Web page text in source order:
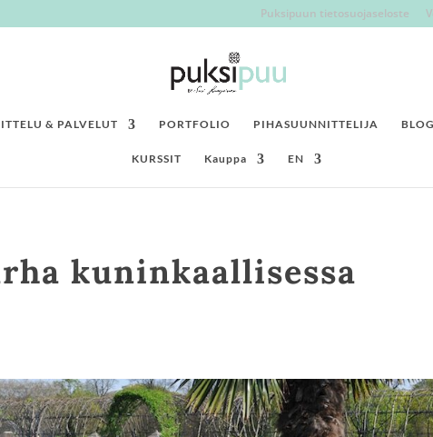
Puksipuun tietosuojaseloste
& PALVELUT PORTFOLIO PIHASUUNNITTELIJA
KURSSIT Kauppa EN
kuninkaallisessa